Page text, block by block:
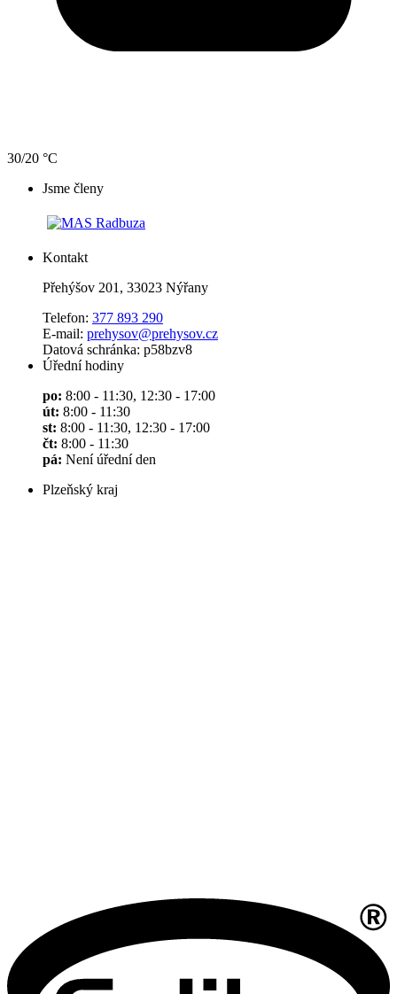
30/20 °C
Jsme členy
Kontakt
Přehýšov 201, 33023 Nýřany
Telefon: 377 893 290
E-mail: prehysov@prehysov.cz
Datová schránka: p58bzv8
Úřední hodiny
po: 8:00 - 11:30, 12:30 - 17:00
út: 8:00 - 11:30
st: 8:00 - 11:30, 12:30 - 17:00
čt: 8:00 - 11:30
pá: Není úřední den
Plzeňský kraj